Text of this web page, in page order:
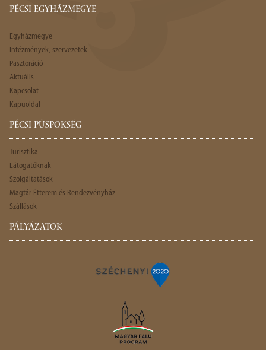
PÉCSI EGYHÁZMEGYE
Egyházmegye
Intézmények, szervezetek
Pasztoráció
Aktuális
Kapcsolat
Kapuoldal
PÉCSI PÜSPÖKSÉG
Turisztika
Látogatóknak
Szolgáltatások
Magtár Étterem és Rendezvényház
Szállások
PÁLYÁZATOK